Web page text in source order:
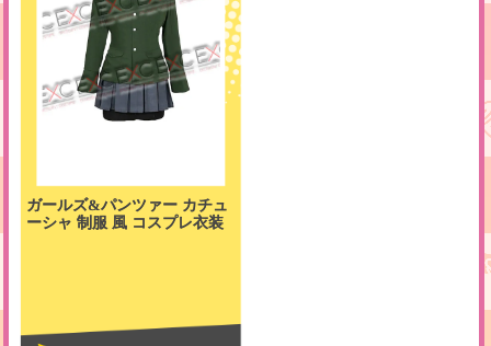
ガールズ&パンツァー カチュ
ーシャ 制服 風 コスプレ衣装